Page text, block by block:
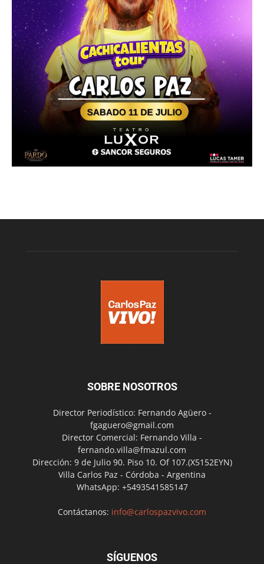
SOBRE NOSOTROS
Director Periodístico: Fernando Agüero -
fgaguero@gmail.com
Director Comercial: Fernando Villa -
fernando.villa@fmazul.com
Dirección: 9 de Julio 90. Piso 10. Of 107.(X5152EYN)
Villa Carlos Paz - Córdoba - Argentina
WhatsApp: +5493541585147
Contáctanos: info@carlospazvivo.com
SÍGUENOS